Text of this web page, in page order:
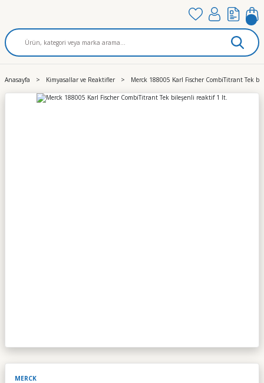
Anasayfa Kimyasallar ve Reaktifler Merck 188005 Karl Fischer CombiTitrant Tek
MERCK